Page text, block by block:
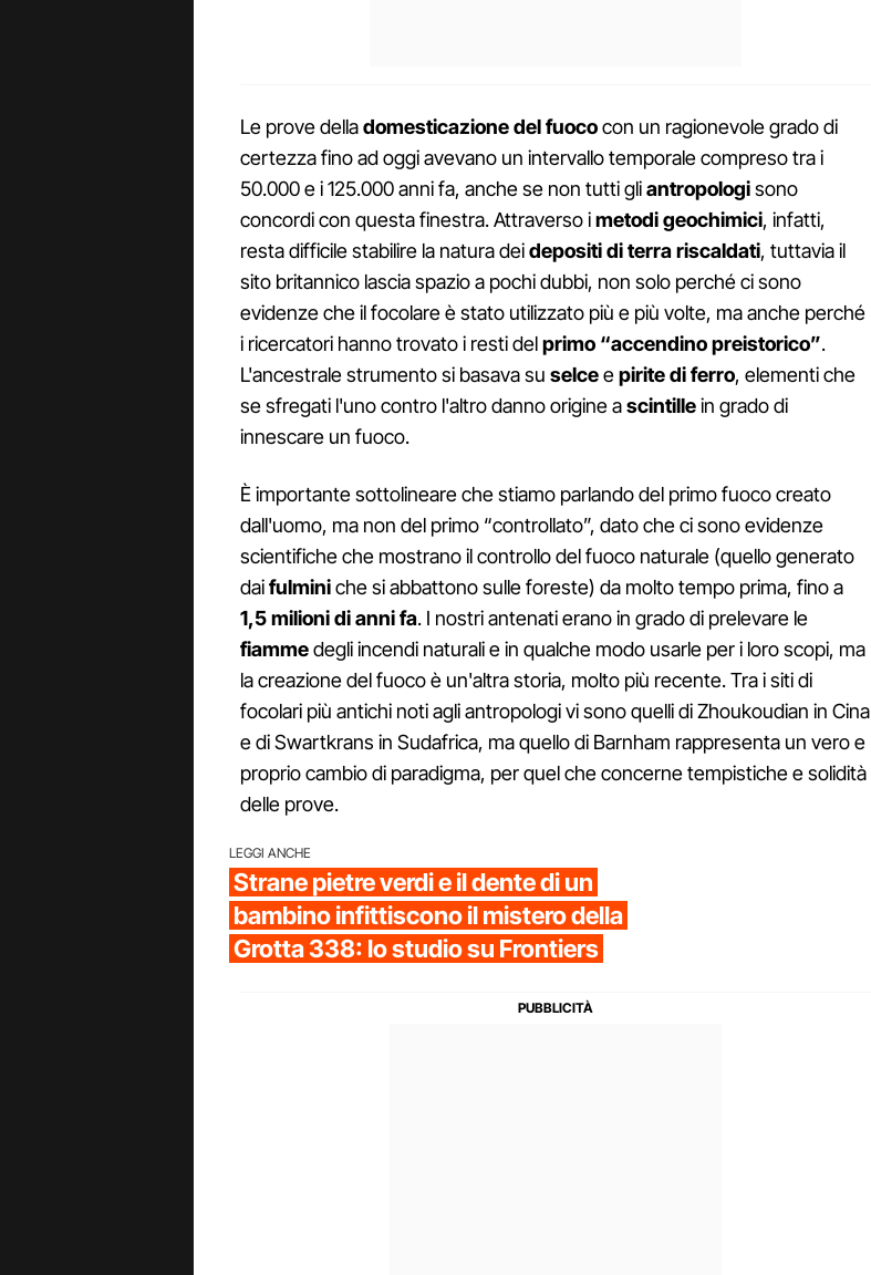
Le prove delladomesticazione del fuococon un ragionevole grado di
certezza fino ad oggi avevano un intervallo temporale compreso tra i
50.000 e i 125.000 anni fa, anche se non tutti gliantropologisono
concordi con questa finestra. Attraverso imetodi geochimici, infatti,
resta difficile stabilire la natura deidepositi di terra riscaldati, tuttavia il
sito britannico lascia spazio a pochi dubbi, non solo perché ci sono
evidenze che il focolare è stato utilizzato più e più volte, ma anche perché
i ricercatori hanno trovato i resti delprimo “accendino preistorico”.
L'ancestrale strumento si basava su selceepirite di ferro, elementi che
se sfregati l'uno contro l'altro danno origine ascintillein grado di
innescare un fuoco.
È importante sottolineare che stiamo parlando del primo fuoco creato
dall'uomo, ma non del primo “controllato”, dato che ci sono evidenze
scientifiche che mostrano il controllo del fuoco naturale (quello generato
daifulminiche si abbattono sulle foreste) da molto tempo prima, fino a
1,5 milioni di anni fa. I nostri antenati erano in grado di prelevare le
fiammedegli incendi naturali e in qualche modo usarle per i loro scopi, ma
la creazione del fuoco è un'altra storia, molto più recente. Tra i siti di
focolari più antichi noti agli antropologi vi sono quelli di Zhoukoudian in Cina
e di Swartkrans in Sudafrica, ma quello di Barnham rappresenta un vero e
proprio cambio di paradigma, per quel che concerne tempistiche e solidità
delle prove.
LEGGI ANCHE
Strane pietre verdi e il dente di un
bambino infittiscono il mistero della
Grotta 338: lo studio su Frontiers